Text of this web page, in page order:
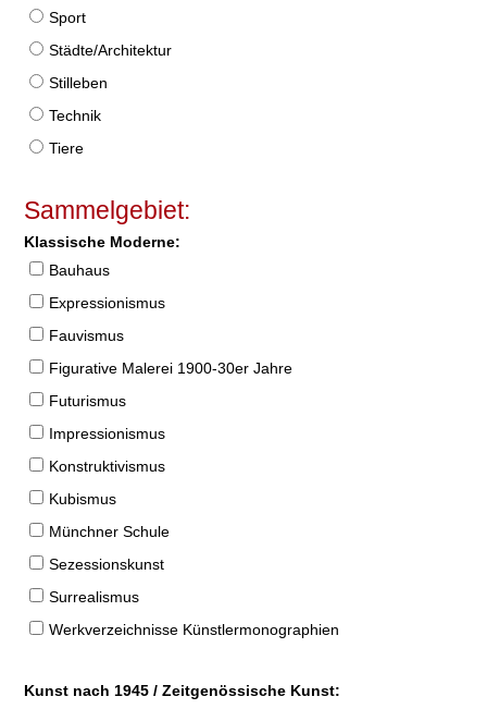
Sport
Städte/Architektur
Stilleben
Technik
Tiere
Sammelgebiet:
Klassische Moderne:
Bauhaus
Expressionismus
Fauvismus
Figurative Malerei 1900-30er Jahre
Futurismus
Impressionismus
Konstruktivismus
Kubismus
Münchner Schule
Sezessionskunst
Surrealismus
Werkverzeichnisse Künstlermonographien
Kunst nach 1945 / Zeitgenössische Kunst: